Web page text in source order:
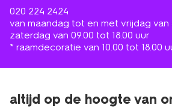
020 224 2424
van maandag tot en met vrijdag van
zaterdag van 09.00 tot 18.00 uur
* raamdecoratie van 10.00 tot 18.00
altijd op de hoogte van